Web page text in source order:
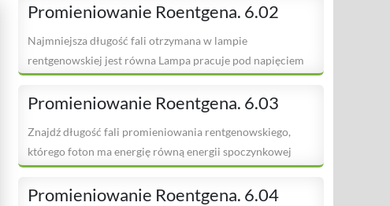
Promieniowanie Roentgena. 6.02
Najmniejsza długość fali otrzymana w lampie
rentgenowskiej jest równa Lampa pracuje pod napięciem
Na podstawie tych
Promieniowanie Roentgena. 6.03
Znajdź długość fali promieniowania rentgenowskiego,
którego foton ma energię równą energii spoczynkowej
elektronu.
Promieniowanie Roentgena. 6.04